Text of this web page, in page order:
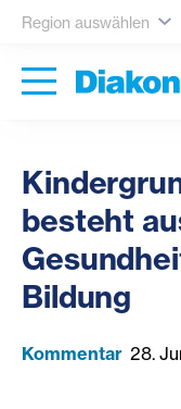
Region auswählen
besteht
Bildung
Kommentar 28.